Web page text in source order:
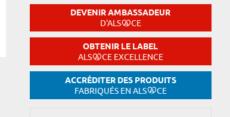
DEVENIR AMBASSADEUR
D'ALS CE
OBTENIR LE LABEL
ALS CE EXCELLENCE
ACCRÉDITER DES PRODUITS
FABRIQUÉS EN ALS CE